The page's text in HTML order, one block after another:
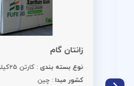
زانتان گام
نوع بسته بندی: کارتن 25کیلوگرمی
کشور مبدا: چین